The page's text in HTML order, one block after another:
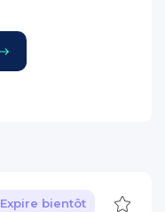
Expire bientôt